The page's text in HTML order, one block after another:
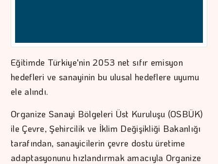
Eğitimde Türkiye'nin 2053 net sıfır emisyon
hedefleri ve sanayinin bu ulusal hedeflere uyumu
ele alındı.
Organize Sanayi Bölgeleri Üst Kuruluşu (OSBÜK)
ile Çevre, Şehircilik ve İklim Değişikliği Bakanlığı
tarafından, sanayicilerin çevre dostu üretime
adaptasyonunu hızlandırmak amacıyla Organize